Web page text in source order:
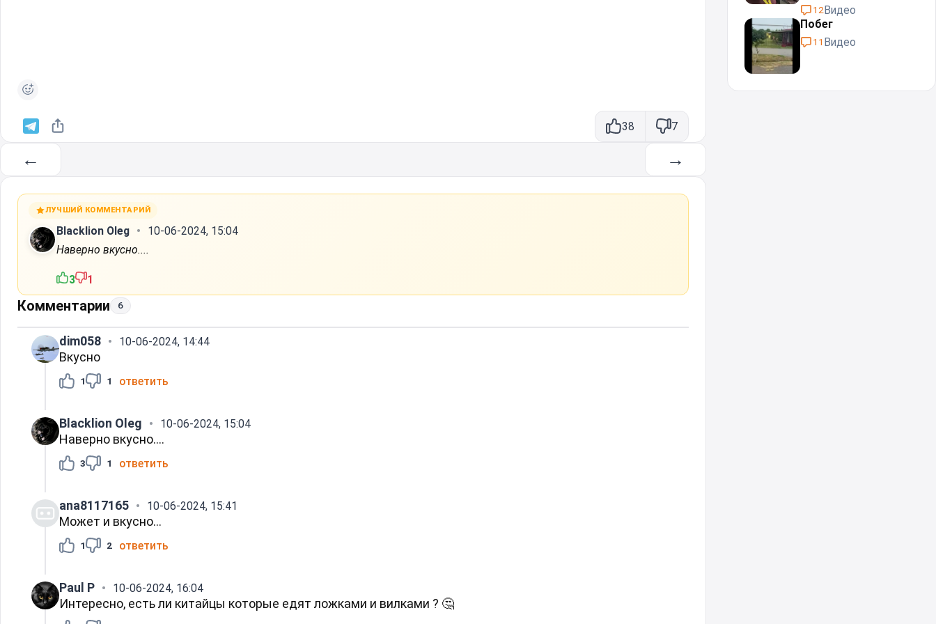
38 7
← →
ЛУЧШИЙ КОММЕНТАРИЙ
Blacklion Oleg
10-06-2024, 15:04
Наверно вкусно....
3 1
Комментарии 6
dim058 10-06-2024, 14:44
Вкусно
1 1 ответить
Blacklion Oleg 10-06-2024, 15:04
Наверно вкусно....
3 1 ответить
ana8117165 10-06-2024, 15:41
Может и вкусно...
1 2 ответить
Paul P 10-06-2024, 16:04
Интересно, есть ли китайцы которые едят ложками и вилками ? 🤔
12Видео
Побег
11 Видео